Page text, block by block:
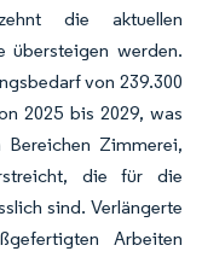
die aktuellen
übersteigen werden.
von 239.300
2025 bis 2029, was
Zimmerei,
die für die
sind. Verlängerte
Arbeiten